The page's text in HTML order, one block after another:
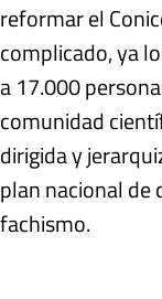
reformar el
complicado, ya
a 17.000
comunidad
dirigida y
plan nacional de
fachismo.